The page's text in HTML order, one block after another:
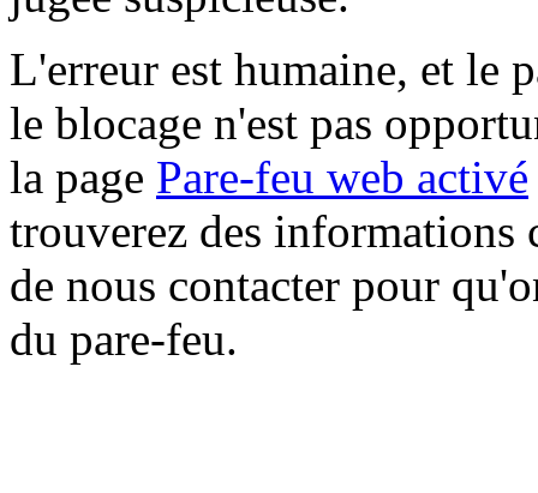
L'erreur est humaine, et le
le blocage n'est pas
la page Pare-feu web activé
trouverez des informations
de nous contacter pour
du pare-feu.